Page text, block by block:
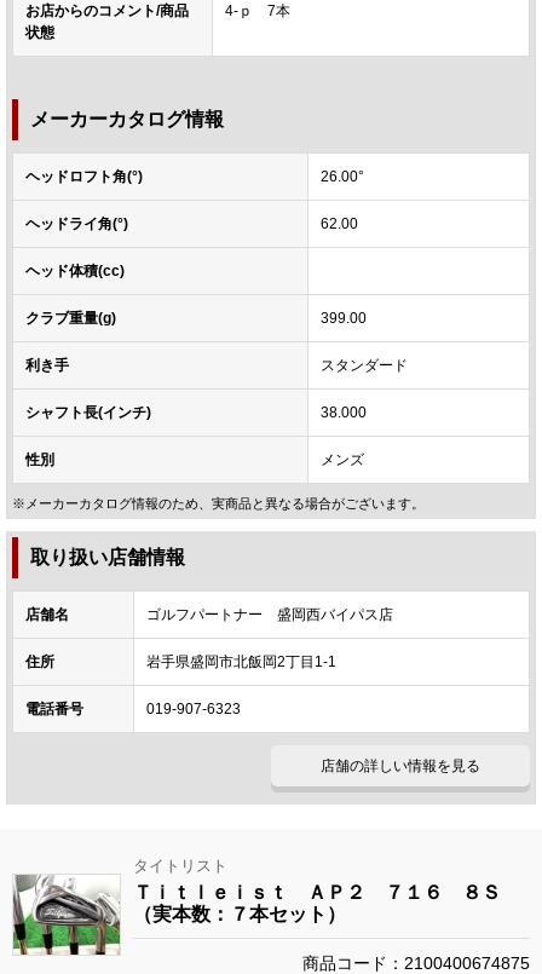
お店からのコメント/商品
状態
4-ｐ 7本
メーカーカタログ情報
ヘッドロフト角(°) 26.00°
ヘッドライ角(°) 62.00
ヘッド体積(cc)
クラブ重量(g) 399.00
利き手 スタンダード
シャフト長(インチ) 38.000
性別 メンズ
※メーカーカタログ情報のため、実商品と異なる場合がございます。
取り扱い店舗情報
店舗名 ゴルフパートナー 盛岡西バイパス店
住所 岩手県盛岡市北飯岡2丁目1-1
電話番号 019-907-6323
店舗の詳しい情報を見る
タイトリスト
Ｔｉｔｌｅｉｓｔ ＡＰ２ ７１６ ８Ｓ
（実本数：７本セット）
商品コード：2100400674875